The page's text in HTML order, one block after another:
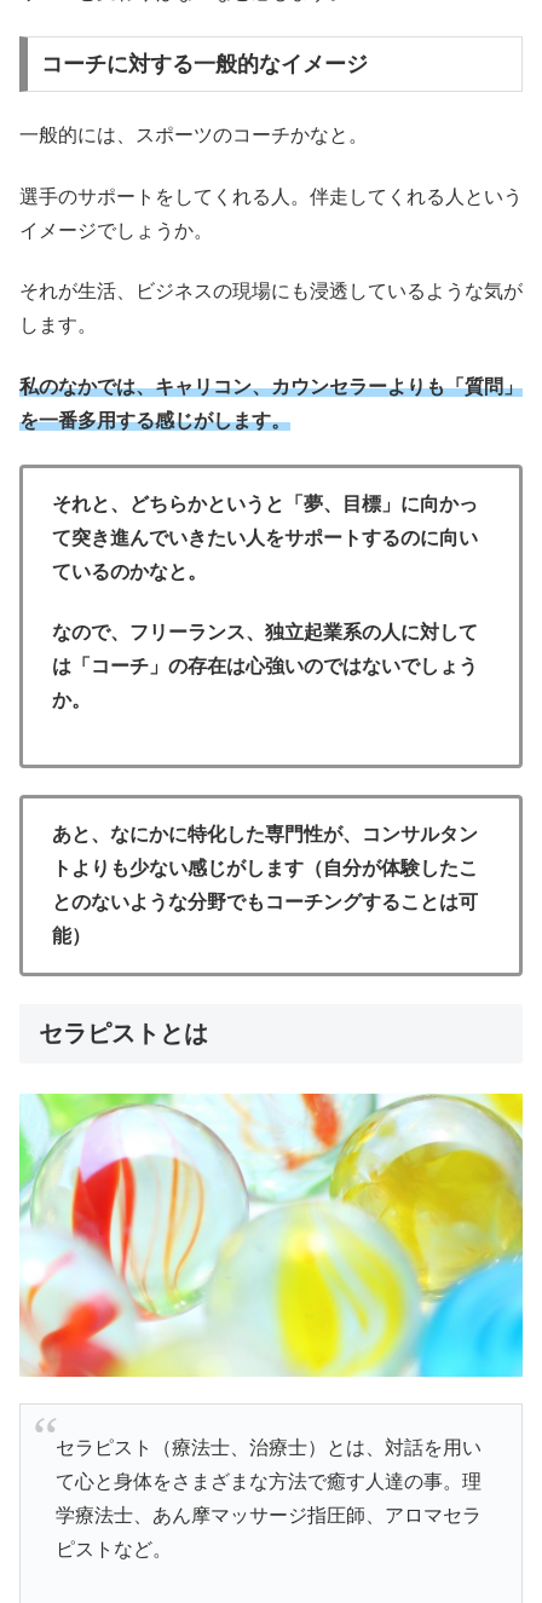
コーチに対する一般的なイメージ
一般的には、スポーツのコーチかなと。
選手のサポートをしてくれる人。伴走してくれる人という
イメージでしょうか。
それが生活、ビジネスの現場にも浸透しているような気が
します。
私のなかでは、キャリコン、カウンセラーよりも「質問」
を一番多用する感じがします。
それと、どちらかというと「夢、目標」に向かっ
て突き進んでいきたい人をサポートするのに向い
ているのかなと。
なので、フリーランス、独立起業系の人に対して
は「コーチ」の存在は心強いのではないでしょう
か。
あと、なにかに特化した専門性が、コンサルタン
トよりも少ない感じがします（自分が体験したこ
とのないような分野でもコーチングすることは可
能）
セラピストとは
セラピスト（療法士、治療士）とは、対話を用い
て心と身体をさまざまな方法で癒す人達の事。理
学療法士、あん摩マッサージ指圧師、アロマセラ
ピストなど。